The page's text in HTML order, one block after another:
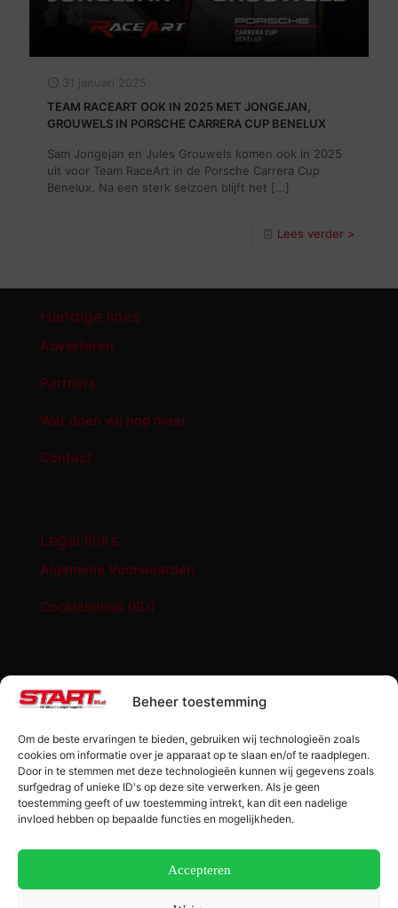
Beheer toestemming
Om de beste ervaringen te bieden, gebruiken wij technologieën zoals
cookies om informatie over je apparaat op te slaan en/of te raadplegen.
Door in te stemmen met deze technologieën kunnen wij gegevens zoals
surfgedrag of unieke ID's op deze site verwerken. Als je geen
toestemming geeft of uw toestemming intrekt, kan dit een nadelige
invloed hebben op bepaalde functies en mogelijkheden.
Accepteren
31 januari 2025
TEAM RACEART OOK IN 2025 MET JONGEJAN,
GROUWELS IN PORSCHE CARRERA CUP BENELUX
Sam Jongejan en Jules Grouwels komen ook in 2025
uit voor Team RaceArt in de Porsche Carrera Cup
Benelux. Na een sterk seizoen blijft het […]
Lees verder >
Handige links
Adverteren
Partners
Wat doen wij nog meer
Contact
Legal links
Algemene Voorwaarden
Cookiebeleid (EU)
START '84 shop
Losse editie Start ’84
Start ’84 Merchandise
Check jouw code